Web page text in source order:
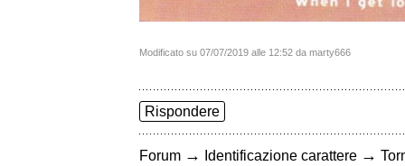
Modificato su 07/07/2019 alle 12:52 da marty666
Rispondere
Forum → Identificazione carattere →